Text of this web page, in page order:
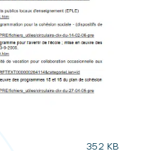
352 KB